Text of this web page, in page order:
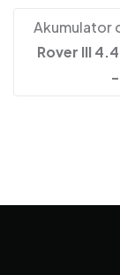
Akumulator
Rover III